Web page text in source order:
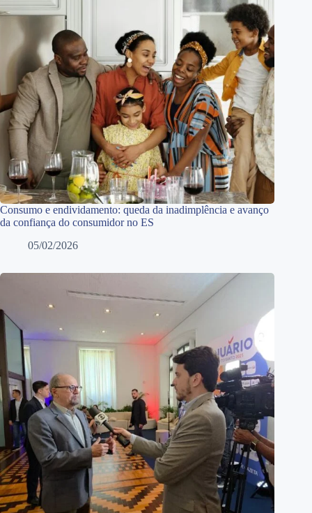
Consumo e endividamento: queda da inadimplência e avanço
da confiança do consumidor no ES
05/02/2026